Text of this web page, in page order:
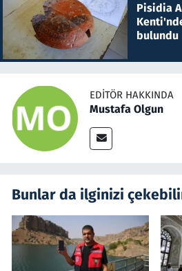
Pisidia
bulundu
EDITÖR HAKKINDA
Mustafa Olgun
Bunlar da ilginizi